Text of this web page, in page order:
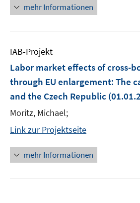
mehr Informationen
IAB-Projekt
Labor market effects of cross-
through EU enlargement: The
and the Czech Republic
Moritz, Michael;
Link zur Projektseite
mehr Informationen